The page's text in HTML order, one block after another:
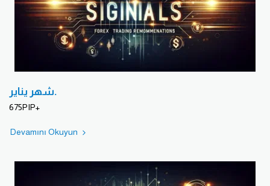
شهر يناير.
675PIP+
Devamını Okuyun